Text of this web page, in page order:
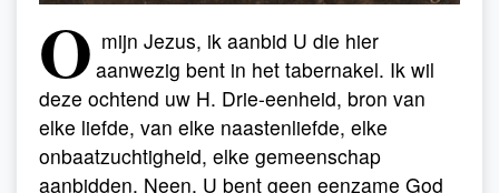
O mijn Jezus, ik aanbid U die hier
aanwezig bent in het tabernakel. Ik wil
deze ochtend uw H. Drie-eenheid, bron van
elke liefde, van elke naastenliefde, elke
onbaatzuchtigheid, elke gemeenschap
aanbidden. Neen, U bent geen eenzame God